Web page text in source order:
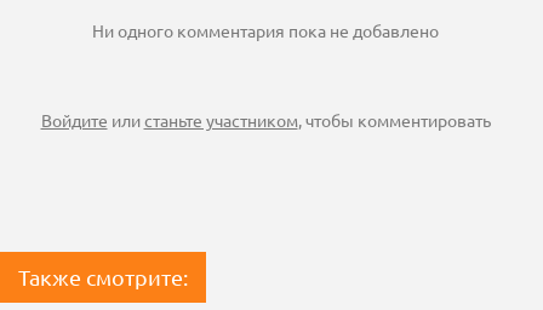
Ни одного комментария пока не добавлено
Войдите илистаньте участником, чтобы комментировать
Также смотрите: